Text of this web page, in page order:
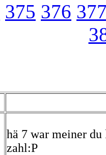
375 376
hä 7 war meiner du
zahl:P